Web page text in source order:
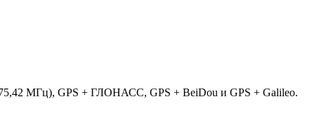
МГц), GPS + ГЛОНАСС, GPS + BeiDou и GPS + Galileo.